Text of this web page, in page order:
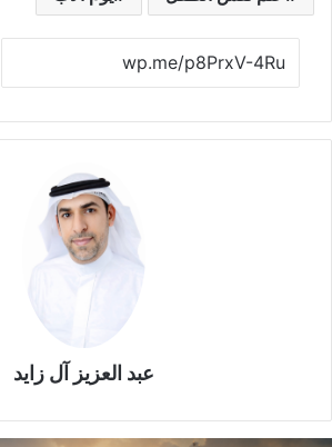
عبد العزيز آل زايد